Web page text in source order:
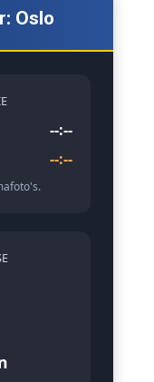
Oslo
--:--
--:--